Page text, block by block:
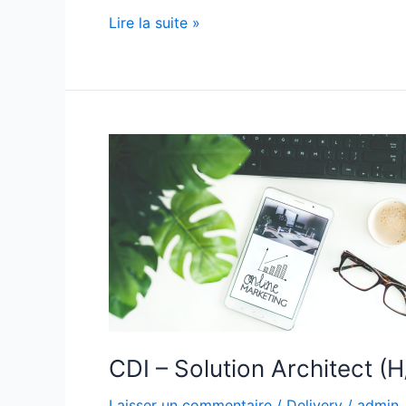
Lire la suite »
CDI – Solution Architect
Solution
Architect
(H/F)